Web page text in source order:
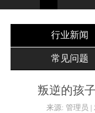
行业新闻
常见问题
叛逆的孩
来源: 管理员 |